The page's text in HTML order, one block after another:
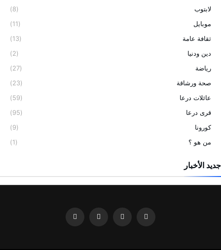
لابتوب
(8)
موبايل
(11)
ثقافة عامة
(13)
دين ودنيا
(2)
رياضة
(27)
صحة ورشاقة
(23)
عائلات درعا
(59)
قرى درعا
(95)
كورونا
(9)
من هو ؟
(1)
جديد الأخبار